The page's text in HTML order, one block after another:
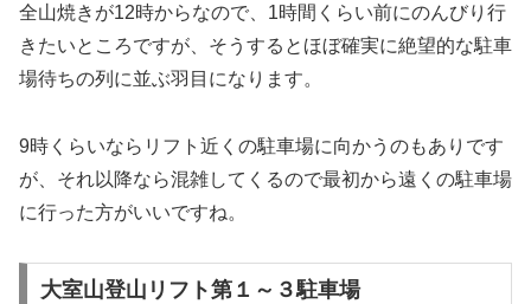
全山焼きが12時からなので、1時間くらい前にのんびり行
きたいところですが、そうするとほぼ確実に絶望的な駐車
場待ちの列に並ぶ羽目になります。
9時くらいならリフト近くの駐車場に向かうのもありです
が、それ以降なら混雑してくるので最初から遠くの駐車場
に行った方がいいですね。
大室山登山リフト第１～３駐車場